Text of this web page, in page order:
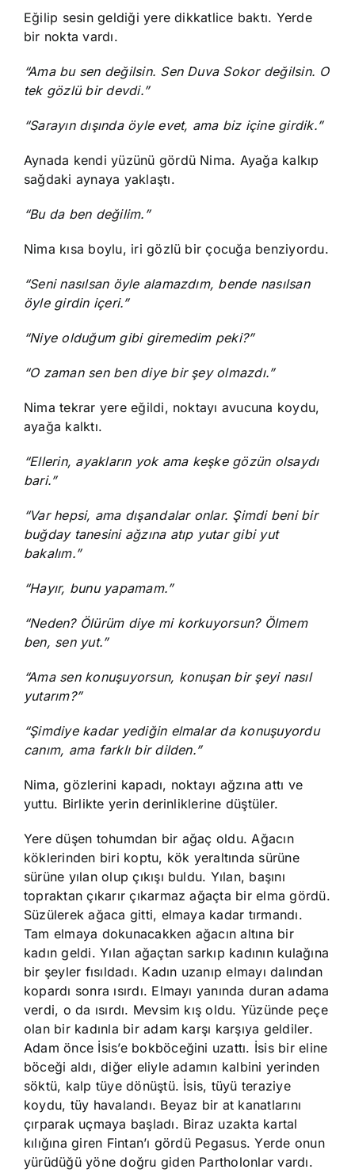
Eğilip sesin geldiği yere dikkatlice baktı. Yerde
bir nokta vardı.
“Ama bu sen değilsin. Sen Duva Sokor değilsin. O
tek gözlü bir devdi.”
“Sarayın dışında öyle evet, ama biz içine girdik.”
Aynada kendi yüzünü gördü Nima. Ayağa kalkıp
sağdaki aynaya yaklaştı.
“Bu da ben değilim.”
Nima kısa boylu, iri gözlü bir çocuğa benziyordu.
“Seni nasılsan öyle alamazdım, bende nasılsan
öyle girdin içeri.”
“Niye olduğum gibi giremedim peki?”
“O zaman sen ben diye bir şey olmazdı.”
Nima tekrar yere eğildi, noktayı avucuna koydu,
ayağa kalktı.
“Ellerin, ayakların yok ama keşke gözün olsaydı
bari.”
“Var hepsi, ama dışarıdalar onlar. Şimdi beni bir
buğday tanesini ağzına atıp yutar gibi yut
bakalım.”
“Hayır, bunu yapamam.”
“Neden? Ölürüm diye mi korkuyorsun? Ölmem
ben, sen yut.”
“Ama sen konuşuyorsun, konuşan bir şeyi nasıl
yutarım?”
“Şimdiye kadar yediğin elmalar da konuşuyordu
canım, ama farklı bir dilden.”
Nima, gözlerini kapadı, noktayı ağzına attı ve
yuttu. Birlikte yerin derinliklerine düştüler.
Yere düşen tohumdan bir ağaç oldu. Ağacın
köklerinden biri koptu, kök yeraltında sürüne
sürüne yılan olup çıkışı buldu. Yılan, başını
topraktan çıkarır çıkarmaz ağaçta bir elma gördü.
Süzülerek ağaca gitti, elmaya kadar tırmandı.
Tam elmaya dokunacakken ağacın altına bir
kadın geldi. Yılan ağaçtan sarkıp kadının kulağına
bir şeyler fısıldadı. Kadın uzanıp elmayı dalından
kopardı sonra ısırdı. Elmayı yanında duran adama
verdi, o da ısırdı. Mevsim kış oldu. Yüzünde peçe
olan bir kadınla bir adam karşı karşıya geldiler.
Adam önce İsis’e bokböceğini uzattı. İsis bir eline
böceği aldı, diğer eliyle adamın kalbini yerinden
söktü, kalp tüye dönüştü. İsis, tüyü teraziye
koydu, tüy havalandı. Beyaz bir at kanatlarını
çırparak uçmaya başladı. Biraz uzakta kartal
kılığına giren Fintan’ı gördü Pegasus. Yerde onun
yürüdüğü yöne doğru giden Partholonlar vardı.